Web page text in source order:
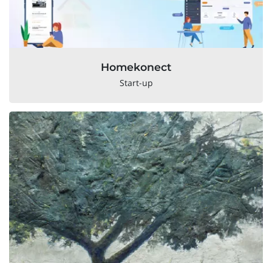
Homekonect
Start-up